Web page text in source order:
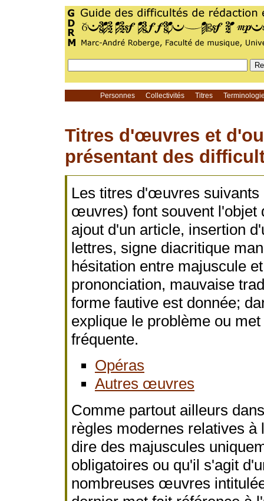
Personnes Collectivités Titres
Titres d'œuvres et
présentant des
Les titres d'œuvres suivants
œuvres) font souvent l'objet
ajout d'un article, insertion
lettres, signe diacritique
hésitation entre majuscule
prononciation, mauvaise
forme fautive est donnée;
explique le problème ou
fréquente.
Opéras
Autres œuvres
Comme partout ailleurs
règles modernes relatives à
dire des majuscules
obligatoires ou qu'il s'agit
nombreuses œuvres